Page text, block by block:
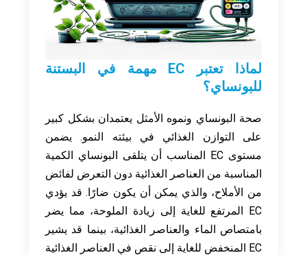
لماذا تعتبر EC مهمة في البستنة
للبونساي؟
صحة البونساي ونموه الأمثل يعتمدان بشكل كبير
على التوازن الغذائي في بيئته النمو. يضمن
مستوى EC المناسب أن يتلقى البونساي الكمية
المناسبة من العناصر الغذائية دون التعرض لفائض
من الأملاح، والذي يمكن أن يكون ضارًا. قد يؤدي
EC المرتفع للغاية إلى زيادة الملوحة، مما يضر
بامتصاص الماء والعناصر الغذائية، بينما قد يشير
EC المنخفض للغاية إلى نقص في العناصر الغذائية